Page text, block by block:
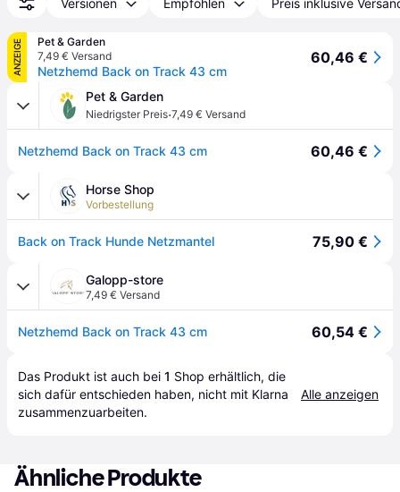
Versionen Empfohlen Preis inklusive
ANZEIGE
Pet & Garden
7,49 € Versand
Netzhemd Back on Track 43 cm
60,46 €
Pet & Garden
Niedrigster Preis·7,49 € Versand
Netzhemd Back on Track 43 cm 60,46 €
Horse Shop
Vorbestellung
Back on Track Hunde Netzmantel 75,90 €
Galopp-store
7,49 € Versand
Netzhemd Back on Track 43 cm 60,54 €
Das Produkt ist auch bei 1 Shop erhältlich, die
sich dafür entschieden haben, nicht mit Klarna
zusammenzuarbeiten.
Alle anzeigen
Ähnliche Produkte